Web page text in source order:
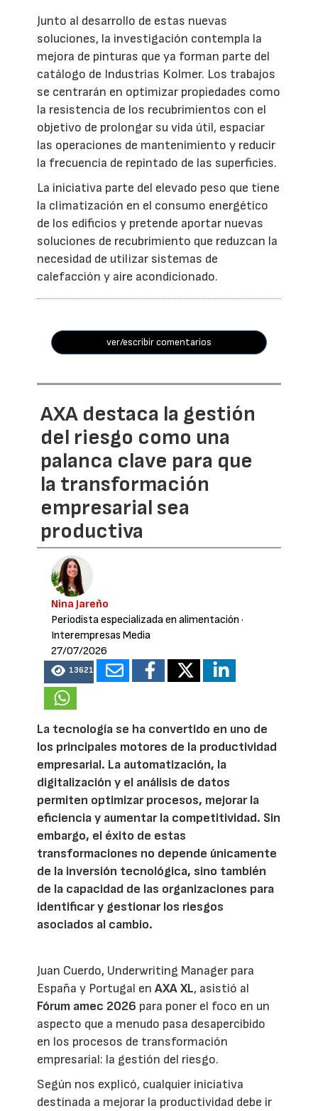
Junto al desarrollo de estas nuevas
soluciones, la investigación contempla la
mejora de pinturas que ya forman parte del
catálogo de Industrias Kolmer. Los trabajos
se centrarán en optimizar propiedades como
la resistencia de los recubrimientos con el
objetivo de prolongar su vida útil, espaciar
las operaciones de mantenimiento y reducir
la frecuencia de repintado de las superficies.
La iniciativa parte del elevado peso que tiene
la climatización en el consumo energético
de los edificios y pretende aportar nuevas
soluciones de recubrimiento que reduzcan la
necesidad de utilizar sistemas de
calefacción y aire acondicionado.
ver/escribir comentarios
AXA destaca la gestión
del riesgo como una
palanca clave para que
la transformación
empresarial sea
productiva
Nina Jareño
Periodista especializada en alimentación ·
Interempresas Media
27/07/2026
13621
La tecnología se ha convertido en uno de
los principales motores de la productividad
empresarial. La automatización, la
digitalización y el análisis de datos
permiten optimizar procesos, mejorar la
eficiencia y aumentar la competitividad. Sin
embargo, el éxito de estas
transformaciones no depende únicamente
de la inversión tecnológica, sino también
de la capacidad de las organizaciones para
identificar y gestionar los riesgos
asociados al cambio.
Juan Cuerdo, Underwriting Manager para
España y Portugal enAXA XL, asistió al
Fórum amec 2026 para poner el foco en un
aspecto que a menudo pasa desapercibido
en los procesos de transformación
empresarial: la gestión del riesgo.
Según nos explicó, cualquier iniciativa
destinada a mejorar la productividad debe ir